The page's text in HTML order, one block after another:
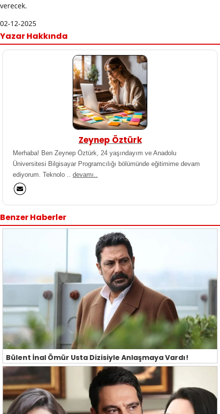
verecek.
02-12-2025
Yazar Hakkında
Zeynep Öztürk
Merhaba! Ben Zeynep Öztürk, 24 yaşındayım ve Anadolu
Üniversitesi Bilgisayar Programcılığı bölümünde eğitimime devam
ediyorum. Teknolo .. devamı..
Benzer Haberler
Bülent İnal Ömür Usta Dizisiyle Anlaşmaya Vardı!